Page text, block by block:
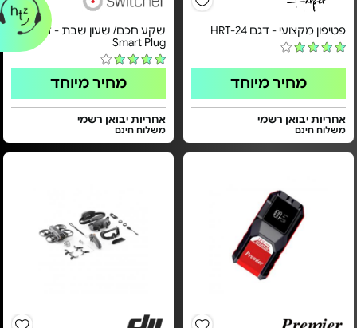
פטיפון מקצועי - דגם HRT-24
מחיר מיוחד
אחריות יבואן רשמי
משלוח חינם
שקע חכם/ שעון שבת - דגם
Smart Plug
מחיר מיוחד
אחריות יבואן רשמי
משלוח חינם